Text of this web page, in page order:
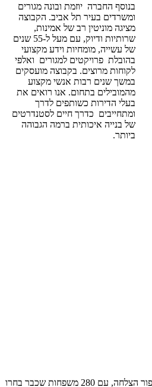
בנוסף החברה יוזמת ובונה מגורים
ומשרדים בעיר תל אביב. הקבוצה
מציגה מוניטין רב של אמינות,
שרותיות ודיוק, עם מעל ל-55 שנים
של עשייה, מומחיות וידע מקצועי
בהובלת פרויקטים למגורים ואלפי
לקוחות מרוצים. בקבוצה מועסקים
במשך שנים רבות אנשי מקצוע
מהמובילים בתחום. אנו רואים את
בעלי הדירות כשותפים לדרך
ומתחייבים כדרך חיים לסטנדרטים
של בנייה איכותית ברמה הגבוהה
ביותר.
תלפיות החדשה כבר הפכה לסיפור הצלחה, עם 280 משפחות שכבר בחרו